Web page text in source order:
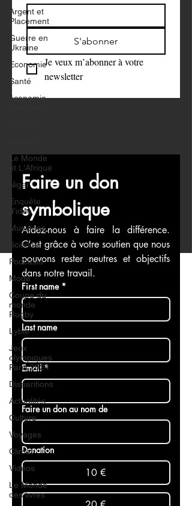
Argent et
Placement
Guerre en
Ukraine
Economie
Santé
économie
Le Monde
et L'Afrique
Niger
Enquête
d'idée
Musiques
Science
Podcasts
Mode
Coupe du
monde
Rugby
Lybie
Jeux
olympiques
Paris 2024
Disparitions
Actualités
Culture
Voyages
Climat
Vidéos
Le Monde
des livres
Faire un don
symbolique
Aidez-nous à faire la différence.
C’est grâce à votre soutien que nous
pouvons rester neutres et objectifs
dans notre travail.
First name *
Last name
Email *
Faire un don au nom de
Donation
10 €
S'abonner
Je veux m’abonner à votre
newsletter